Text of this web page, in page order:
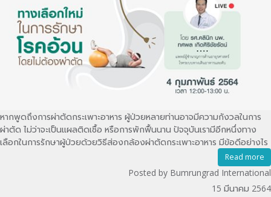
หากพูดถึงการผ่าตัดกระเพาะอาหาร ผู้ป่วยหลายท่านอาจมีความกังวลในการ
ผ่าตัด ไม่ว่าจะเป็นแผลติดเชื้อ หรือการพักฟื้นนาน ปัจจุบันเรามีอีกหนึ่งทาง
เลือกในการรักษาผู้ป่วยด้วยวิธีส่องกล้องผ่าตัดกระเพาะอาหาร มีข้อดีอย่างไร
Read more
Posted by Bumrungrad International
15 มีนาคม 2564